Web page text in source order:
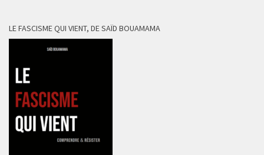
LE FASCISME QUI VIENT, DE SAÏD BOUAMAMA